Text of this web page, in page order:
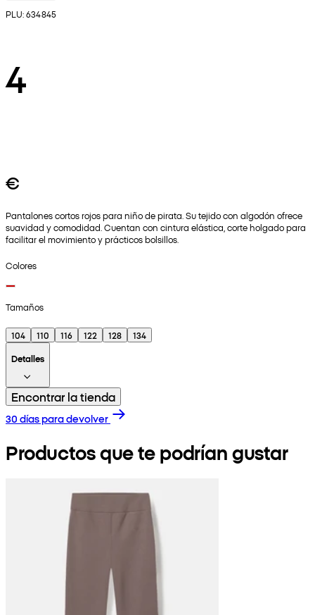
PLU: 634845
4
€
Pantalones cortos rojos para niño de pirata. Su tejido con algodón ofrece
suavidad y comodidad. Cuentan con cintura elástica, corte holgado para
facilitar el movimiento y prácticos bolsillos.
Colores
Tamaños
104 110 116 122 128
134
Detalles
Encontrar la tienda
30 días para devolver
Productos que te podrían gustar